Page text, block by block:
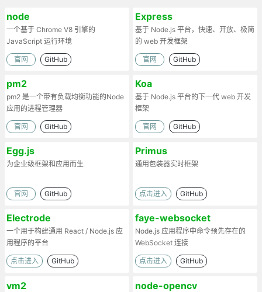
node
一个基于 Chrome V8 引擎的
JavaScript 运行环境
官网 GitHub
Express
基于 Node.js 平台，快速、开放、极简
的 web 开发框架
官网 GitHub
pm2
pm2 是一个带有负载均衡功能的Node
应用的进程管理器
官网 GitHub
Koa
基于 Node.js 平台的下一代 web 开发
框架
官网 GitHub
Egg.js
为企业级框架和应用而生
官网 GitHub
Primus
通用包装器实时框架
点击进入 GitHub
Electrode
一个用于构建通用 React / Node.js 应
用程序的平台
点击进入 GitHub
faye-websocket
Node.js 应用程序中命令预先存在的
WebSocket 连接
点击进入 GitHub
vm2 node-opencv